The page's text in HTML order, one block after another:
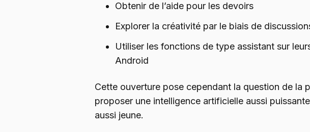
Obtenir de l’aide pour les devoirs
Explorer la créativité par le biais de
Utiliser les fonctions de type assistant sur
Android
Cette ouverture pose cependant la question de la
proposer une intelligence artificielle aussi
aussi jeune.